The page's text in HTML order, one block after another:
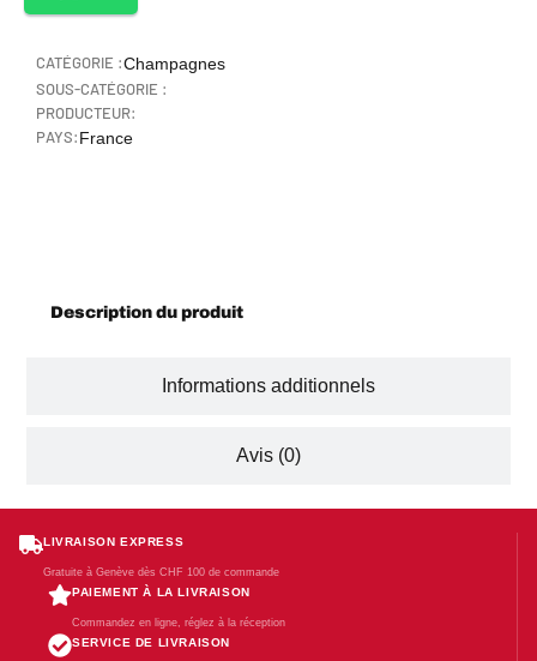
CATÉGORIE :Champagnes
SOUS-CATÉGORIE :
PRODUCTEUR:
PAYS:France
Informations additionnels
Avis (0)
Description du produit
LIVRAISON EXPRESS
Gratuite à Genève dès CHF 100 de commande
PAIEMENT À LA LIVRAISON
Commandez en ligne, réglez à la réception
SERVICE DE LIVRAISON